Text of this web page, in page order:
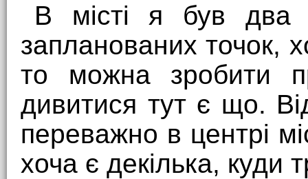
В місті я був два
запланованих точок,
то можна зробити
дивитися тут є що.
переважно в центрі
хоча є декілька, куди